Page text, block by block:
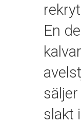
En
slakt